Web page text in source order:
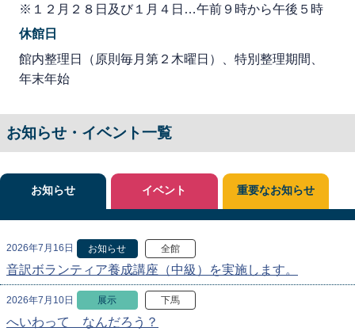
※１２月２８日及び１月４日…午前９時から午後５時
休館日
館内整理日（原則毎月第２木曜日）、特別整理期間、
年末年始
お知らせ・イベント一覧
お知らせ
2026年7月16日 お知らせ 全館
音訳ボランティア養成講座（中級）を実施します。
2026年7月10日 展示 下馬
へいわって なんだろう？
イベント 重要なお知らせ